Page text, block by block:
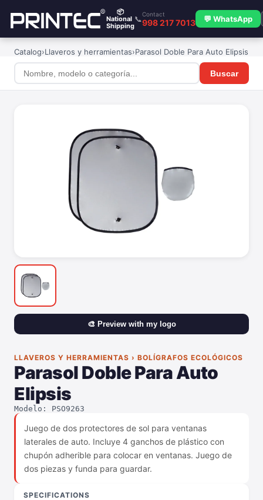
📦
National
Shipping
📞
Contact
998 217 7013 💬 WhatsApp
Catalog›Llaveros y herramientas›Parasol Doble Para Auto Elipsis
Buscar
🎨 Preview with my logo
LLAVEROS Y HERRAMIENTAS › BOLÍGRAFOS ECOLÓGICOS
Parasol Doble Para Auto
Elipsis
Modelo: PSO9263
Juego de dos protectores de sol para ventanas
laterales de auto. Incluye 4 ganchos de plástico con
chupón adherible para colocar en ventanas. Juego de
dos piezas y funda para guardar.
SPECIFICATIONS